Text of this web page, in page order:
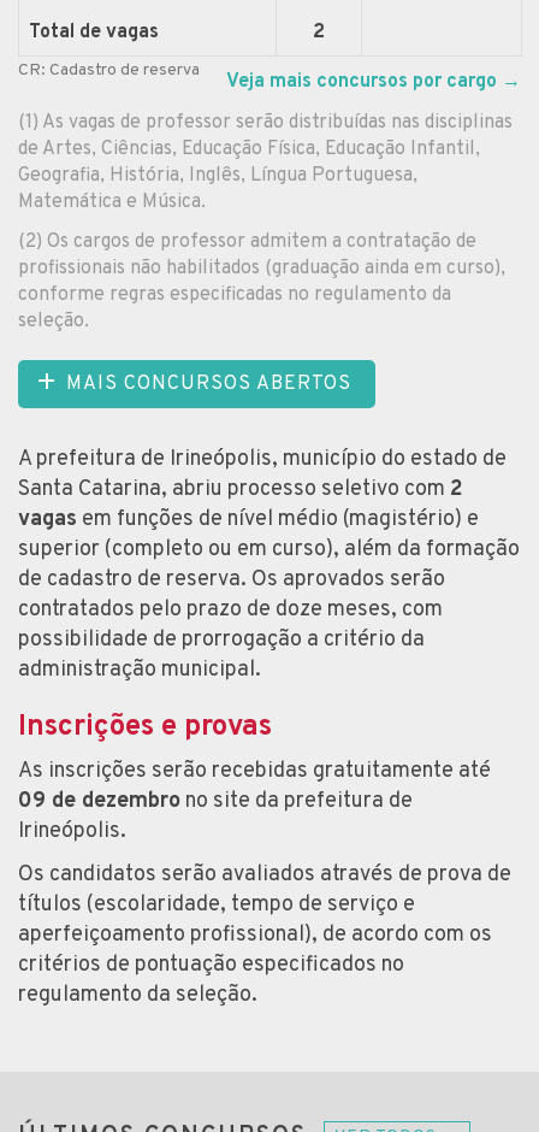
Total de vagas
2
CR: Cadastro de reserva Veja mais concursos por cargo →
(1) As vagas de professor serão distribuídas nas disciplinas
de Artes, Ciências, Educação Física, Educação Infantil,
Geografia, História, Inglês, Língua Portuguesa,
Matemática e Música.
(2) Os cargos de professor admitem a contratação de
profissionais não habilitados (graduação ainda em curso),
conforme regras especificadas no regulamento da
seleção.
MAIS CONCURSOS ABERTOS
A prefeitura de Irineópolis, município do estado de
Santa Catarina, abriu processo seletivo com 2
vagas em funções de nível médio (magistério) e
superior (completo ou em curso), além da formação
de cadastro de reserva. Os aprovados serão
contratados pelo prazo de doze meses, com
possibilidade de prorrogação a critério da
administração municipal.
Inscrições e provas
As inscrições serão recebidas gratuitamente até
09 de dezembro no site da prefeitura de
Irineópolis.
Os candidatos serão avaliados através de prova de
títulos (escolaridade, tempo de serviço e
aperfeiçoamento profissional), de acordo com os
critérios de pontuação especificados no
regulamento da seleção.